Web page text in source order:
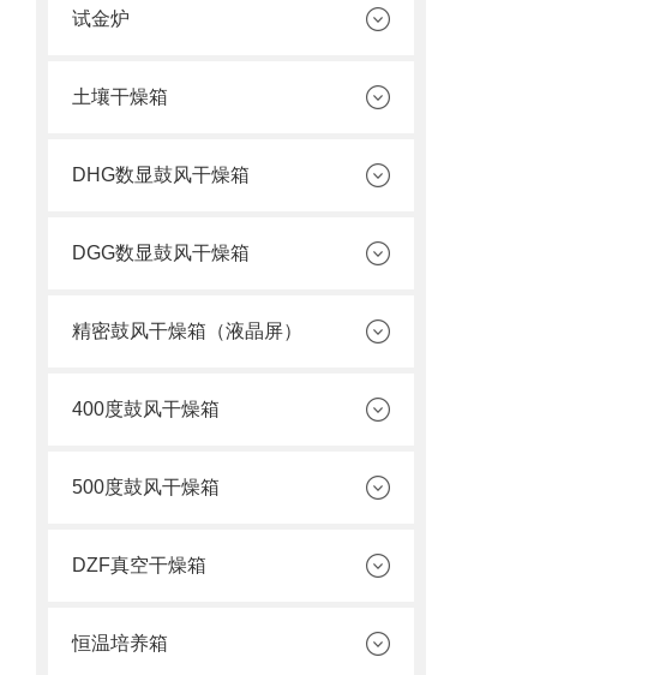
试金炉
土壤干燥箱
DHG数显鼓风干燥箱
DGG数显鼓风干燥箱
精密鼓风干燥箱（液晶屏）
400度鼓风干燥箱
500度鼓风干燥箱
DZF真空干燥箱
恒温培养箱